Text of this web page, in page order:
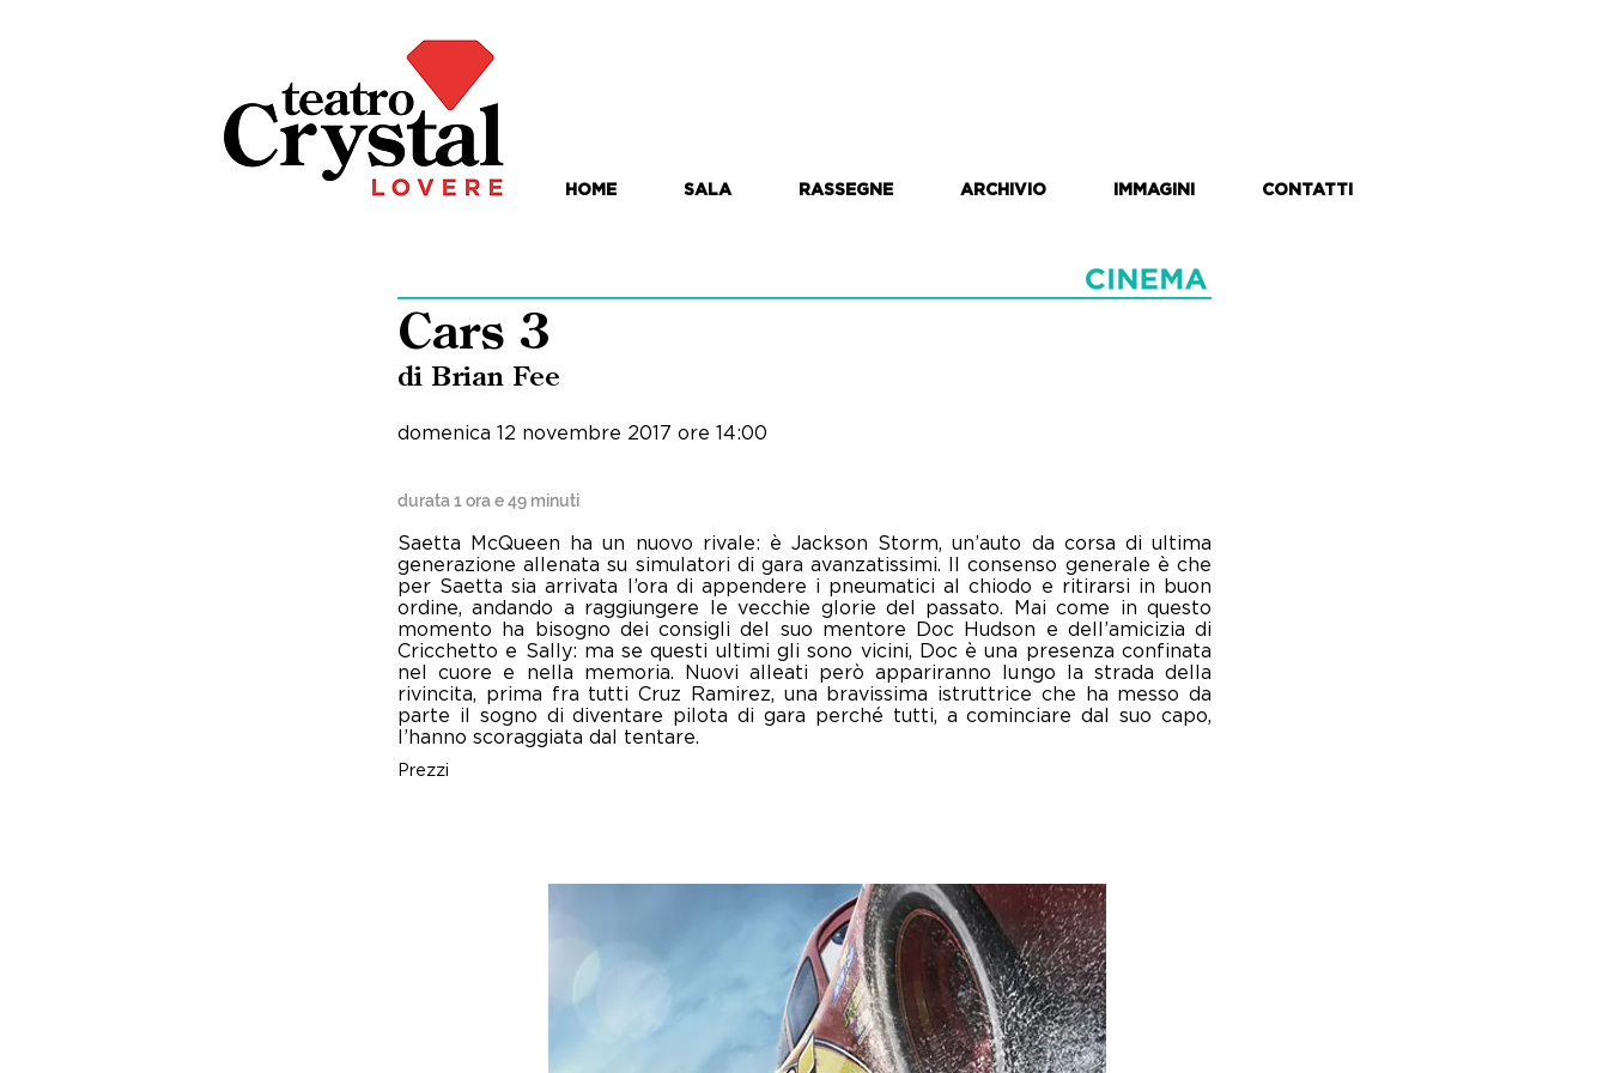
HOME SALA RASSEGNE ARCHIVIO IMMAGINI CONTATTI
Cars 3
di Brian Fee
domenica 12 novembre 2017 ore 14:00
durata 1 ora e 49 minuti
Saetta McQueen ha un nuovo rivale: è Jackson Storm, un’auto da corsa di ultima
generazione allenata su simulatori di gara avanzatissimi. Il consenso generale è che
per Saetta sia arrivata l’ora di appendere i pneumatici al chiodo e ritirarsi in buon
ordine, andando a raggiungere le vecchie glorie del passato. Mai come in questo
momento ha bisogno dei consigli del suo mentore Doc Hudson e dell’amicizia di
Cricchetto e Sally: ma se questi ultimi gli sono vicini, Doc è una presenza confinata
nel cuore e nella memoria. Nuovi alleati però appariranno lungo la strada della
rivincita, prima fra tutti Cruz Ramirez, una bravissima istruttrice che ha messo da
parte il sogno di diventare pilota di gara perché tutti, a cominciare dal suo capo,
l’hanno scoraggiata dal tentare.
Prezzi